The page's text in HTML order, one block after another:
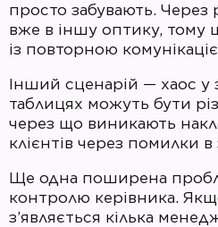
просто забувають. Через
вже в іншу оптику, тому
із повторною
Інший сценарій — хаос у
таблицях можуть бути
через що виникають
клієнтів через помилки в
Ще одна поширена
контролю керівника.
з’являється кілька